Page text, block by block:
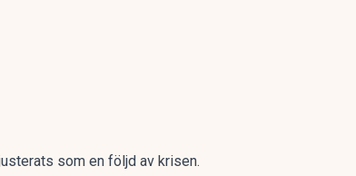
som en följd av krisen.